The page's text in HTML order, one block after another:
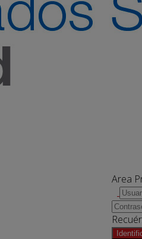
Area